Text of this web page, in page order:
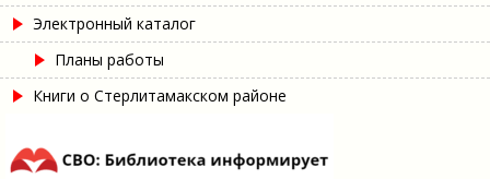
Электронный каталог
Планы работы
Книги о Стерлитамакском районе